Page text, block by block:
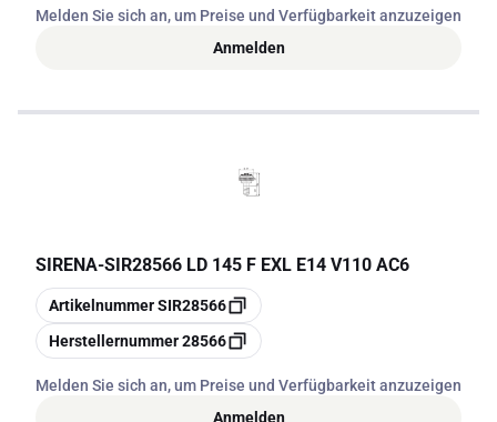
Melden Sie sich an, um Preise und Verfügbarkeit anzuzeigen
Anmelden
SIRENA-SIR28566 LD 145 F EXL E14 V110 AC6
Kopieren
ArtikelnummerSIR28566
Kopieren
Herstellernummer28566
Melden Sie sich an, um Preise und Verfügbarkeit anzuzeigen
Anmelden